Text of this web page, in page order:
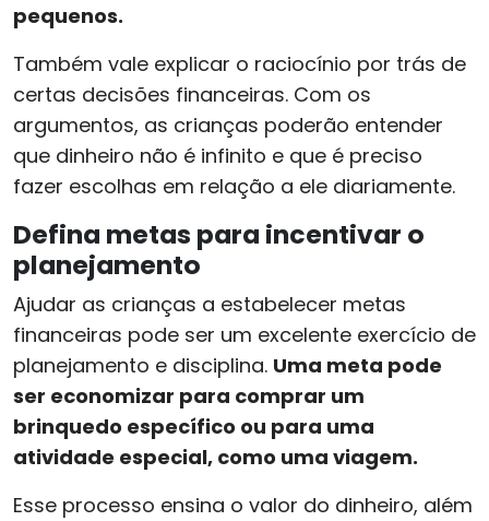
pequenos.
Também vale explicar o raciocínio por trás de
certas decisões financeiras. Com os
argumentos, as crianças poderão entender
que dinheiro não é infinito e que é preciso
fazer escolhas em relação a ele diariamente.
Defina metas para incentivar o
planejamento
Ajudar as crianças a estabelecer metas
financeiras pode ser um excelente exercício de
planejamento e disciplina. Uma meta pode
ser economizar para comprar um
brinquedo específico ou para uma
atividade especial, como uma viagem.
Esse processo ensina o valor do dinheiro, além